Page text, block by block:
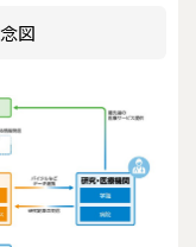
図